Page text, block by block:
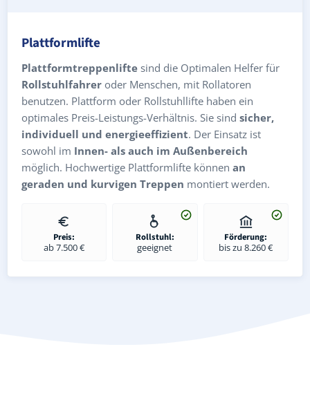
Plattformlifte
Plattformtreppenlifte sind die Optimalen Helfer für
Rollstuhlfahrer oder Menschen, mit Rollatoren
benutzen. Plattform oder Rollstuhllifte haben ein
optimales Preis-Leistungs-Verhältnis. Sie sind sicher,
individuell und energieeffizient. Der Einsatz ist
sowohl im Innen- als auch im Außenbereich
möglich. Hochwertige Plattformlifte können an
geraden und kurvigen Treppen montiert werden.
Preis:
ab 7.500 €
Rollstuhl:
geeignet
Förderung:
bis zu 8.260 €